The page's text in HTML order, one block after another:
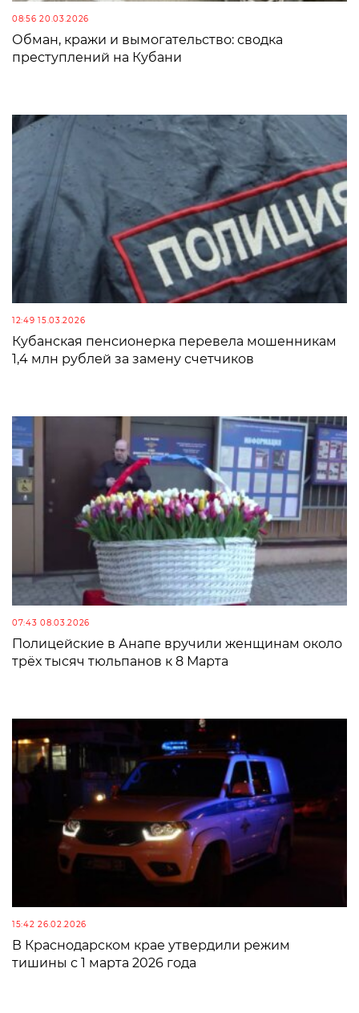
08:56 20.03.2026
Обман, кражи и вымогательство: сводка
преступлений на Кубани
12:49 15.03.2026
Кубанская пенсионерка перевела мошенникам
1,4 млн рублей за замену счетчиков
07:43 08.03.2026
Полицейские в Анапе вручили женщинам около
трёх тысяч тюльпанов к 8 Марта
15:42 26.02.2026
В Краснодарском крае утвердили режим
тишины с 1 марта 2026 года